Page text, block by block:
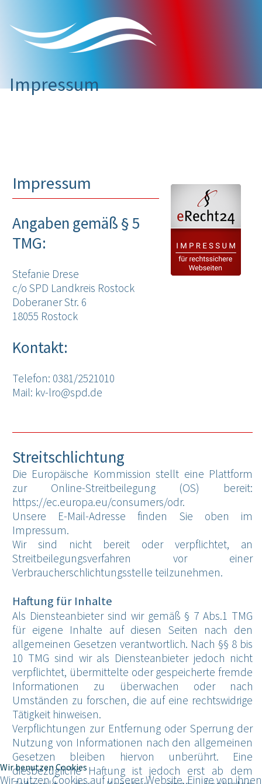
Impressum
Impressum
Angaben gemäß § 5
TMG:
Stefanie Drese
c/o SPD Landkreis Rostock
Doberaner Str. 6
18055 Rostock
Kontakt:
Telefon: 0381/2521010
Mail: kv-lro@spd.de
Streitschlichtung
Die Europäische Kommission stellt eine Plattform
zur Online-Streitbeilegung (OS) bereit:
https://ec.europa.eu/consumers/odr.
Unsere E-Mail-Adresse finden Sie oben im
Impressum.
Wir sind nicht bereit oder verpflichtet, an
Streitbeilegungsverfahren vor einer
Verbraucherschlichtungsstelle teilzunehmen.
Haftung für Inhalte
Als Diensteanbieter sind wir gemäß § 7 Abs.1 TMG
für eigene Inhalte auf diesen Seiten nach den
allgemeinen Gesetzen verantwortlich. Nach §§ 8 bis
10 TMG sind wir als Diensteanbieter jedoch nicht
verpflichtet, übermittelte oder gespeicherte fremde
Informationen zu überwachen oder nach
Umständen zu forschen, die auf eine rechtswidrige
Tätigkeit hinweisen.
Verpflichtungen zur Entfernung oder Sperrung der
Nutzung von Informationen nach den allgemeinen
Gesetzen bleiben hiervon unberührt. Eine
diesbezügliche Haftung ist jedoch erst ab dem
Wir benutzen Cookies
Wir nutzen Cookies auf unserer Website. Einige von ihnen